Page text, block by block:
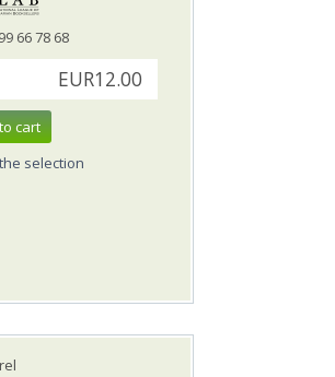
66 78 68
EUR12.00
cart
selection